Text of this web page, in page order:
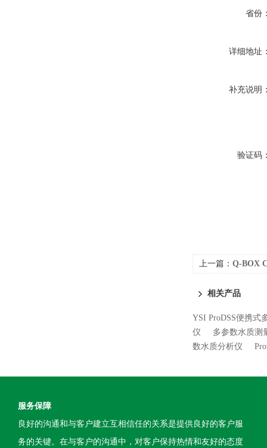
省份
详细地址
补充说明
验证码
上一篇： Q-BOX
相关产品
YSI ProDSS便携式
仪
多参数水质测
数水质分析仪
服务保障
良好的沟通和与客户建立互相信任的关系是提供良好的客户服
务的关键。在与客户的沟通中，对客户保持热情和友好的态度